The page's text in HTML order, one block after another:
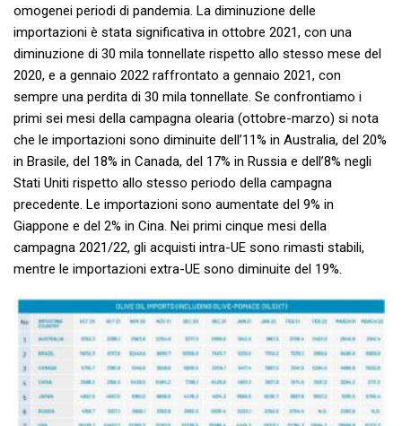
omogenei periodi di pandemia. La diminuzione delle
importazioni è stata significativa in ottobre 2021, con una
diminuzione di 30 mila tonnellate rispetto allo stesso mese del
2020, e a gennaio 2022 raffrontato a gennaio 2021, con
sempre una perdita di 30 mila tonnellate. Se confrontiamo i
primi sei mesi della campagna olearia (ottobre-marzo) si nota
che le importazioni sono diminuite dell’11% in Australia, del 20%
in Brasile, del 18% in Canada, del 17% in Russia e dell’8% negli
Stati Uniti rispetto allo stesso periodo della campagna
precedente. Le importazioni sono aumentate del 9% in
Giappone e del 2% in Cina. Nei primi cinque mesi della
campagna 2021/22, gli acquisti intra-UE sono rimasti stabili,
mentre le importazioni extra-UE sono diminuite del 19%.